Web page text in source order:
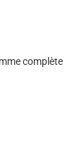
complète